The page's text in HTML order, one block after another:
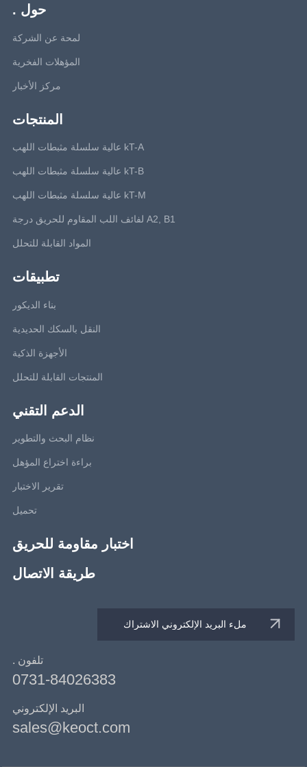
حول .
لمحة عن الشركة
المؤهلات الفخرية
مركز الأخبار
المنتجات
kT-A عالية سلسلة مثبطات اللهب
kT-B عالية سلسلة مثبطات اللهب
kT-M عالية سلسلة مثبطات اللهب
A2, B1 لفائف اللب المقاوم للحريق درجة
المواد القابلة للتحلل
تطبيقات
بناء الديكور
النقل بالسكك الحديدية
الأجهزة الذكية
المنتجات القابلة للتحلل
الدعم التقني
نظام البحث والتطوير
براءة اختراع المؤهل
تقرير الاختبار
تحميل
اختبار مقاومة للحريق
طريقة الاتصال
تلفون .
0731-84026383
البريد الإلكتروني
sales@keoct.com